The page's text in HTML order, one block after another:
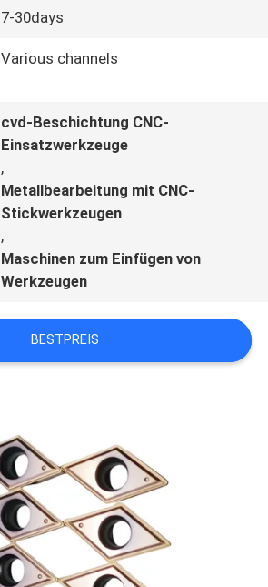
7-30days
Various channels
cvd-Beschichtung CNC-
Einsatzwerkzeuge
,
Metallbearbeitung mit CNC-
Stickwerkzeugen
,
Maschinen zum Einfügen von
Werkzeugen
BESTPREIS